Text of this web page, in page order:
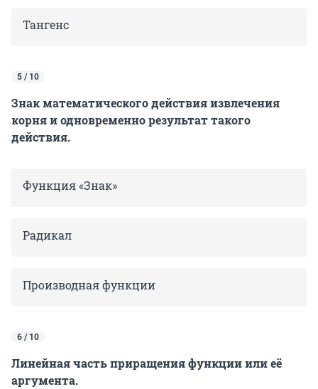
Тангенс
5 / 10
Знак математического действия извлечения
корня и одновременно результат такого
действия.
Функция «Знак»
Радикал
Производная функции
6 / 10
Линейная часть приращения функции или её
аргумента.